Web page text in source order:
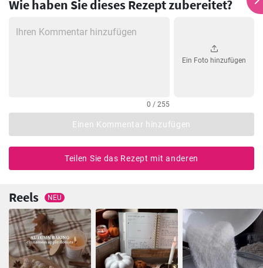
Wie haben Sie dieses Rezept zubereitet?
0 / 255
Ein Foto hinzufügen
Einen Kommentar hinzufügen
Teilen Sie das Rezept mit anderen
Reels NEU